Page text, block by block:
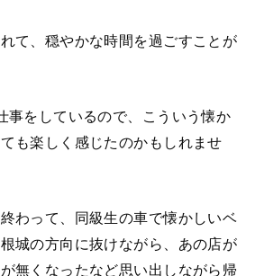
て、穏やかな時間を過ごすことが
事をしているので、こういう懐か
も楽しく感じたのかもしれませ
わって、同級生の車で懐かしいベ
城の方向に抜けながら、あの店が
無くなったなど思い出しながら帰